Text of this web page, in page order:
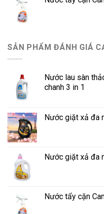
SẢN PHẨM ĐÁNH GIÁ
Nước lau sàn
chanh 3 in 1
Nước giặt xả đa
Nước giặt xả đa
Nước tẩy cặn